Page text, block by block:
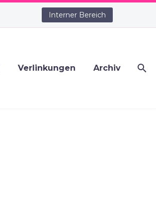
Interner Bereich
Verlinkungen Archiv